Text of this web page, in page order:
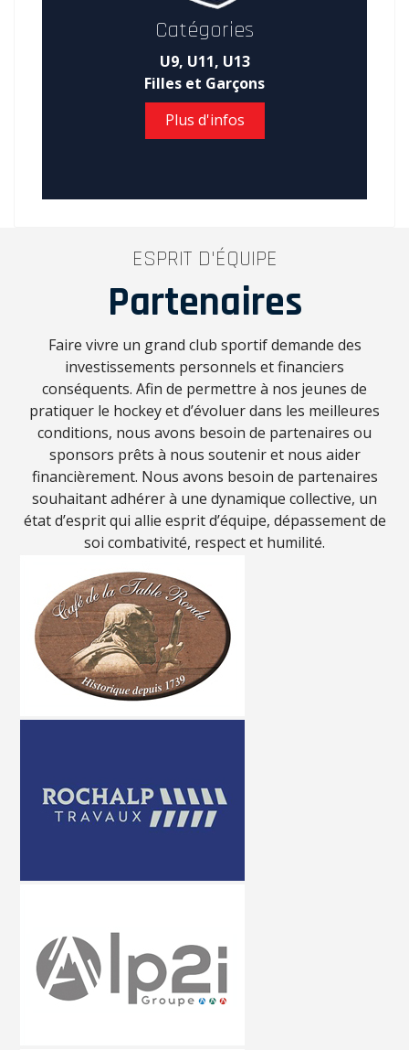
Catégories
U9, U11, U13
Filles et Garçons
Plus d'infos
ESPRIT D'ÉQUIPE
Partenaires
Faire vivre un grand club sportif demande des
investissements personnels et financiers
conséquents. Afin de permettre à nos jeunes de
pratiquer le hockey et d’évoluer dans les meilleures
conditions, nous avons besoin de partenaires ou
sponsors prêts à nous soutenir et nous aider
financièrement. Nous avons besoin de partenaires
souhaitant adhérer à une dynamique collective, un
état d’esprit qui allie esprit d’équipe, dépassement de
soi combativité, respect et humilité.